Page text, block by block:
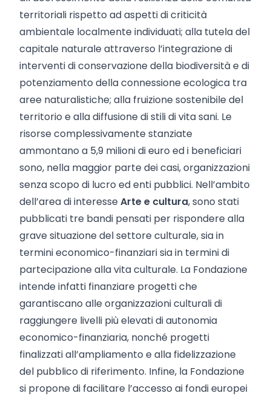
territoriali rispetto ad aspetti di criticità
ambientale localmente individuati; alla tutela del
capitale naturale attraverso l’integrazione di
interventi di conservazione della biodiversità e di
potenziamento della connessione ecologica tra
aree naturalistiche; alla fruizione sostenibile del
territorio e alla diffusione di stili di vita sani. Le
risorse complessivamente stanziate
ammontano a 5,9 milioni di euro ed i beneficiari
sono, nella maggior parte dei casi, organizzazioni
senza scopo di lucro ed enti pubblici. Nell’ambito
dell’area di interesseArte e cultura, sono stati
pubblicati tre bandi pensati per rispondere alla
grave situazione del settore culturale, sia in
termini economico-finanziari sia in termini di
partecipazione alla vita culturale. La Fondazione
intende infatti finanziare progetti che
garantiscano alle organizzazioni culturali di
raggiungere livelli più elevati di autonomia
economico-finanziaria, nonché progetti
finalizzati all’ampliamento e alla fidelizzazione
del pubblico di riferimento. Infine, la Fondazione
si propone di facilitare l’accesso ai fondi europei